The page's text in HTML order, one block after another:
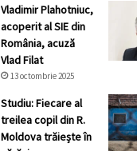
Vladimir Plahotniuc,
acoperit al SIE din
România, acuză
Vlad Filat
13 octombrie 2025
Studiu: Fiecare al
treilea copil din R.
Moldova trăiește în